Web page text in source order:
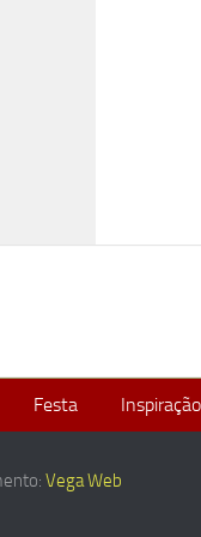
Festa Inspiração
Vega Web